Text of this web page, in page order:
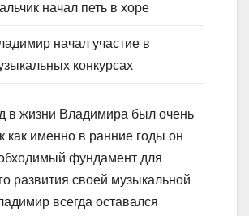
начал петь в хоре
начал участие в
конкурсах
в жизни Владимира был очень
как именно в ранние годы он
фундамент для
развития своей музыкальной
всегда оставался